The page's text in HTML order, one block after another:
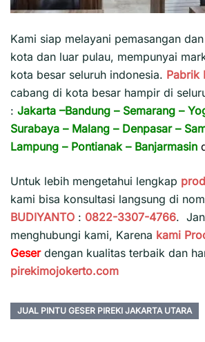
Kami siap melayani pemasangan
kota dan luar pulau, mempunyai
kota besar seluruh indonesia. Pabrik
cabang di kota besar hampir di
: Jakarta –Bandung – Semarang –
Surabaya – Malang – Denpasar–
Lampung – Pontianak – Banjarmasin
Untuk lebih mengetahui lengkap
kami bisa konsultasi langsung di
BUDIYANTO : 0822-3307-4766.
menghubungi kami, Karena kami
Geser dengan kualitas terbaik dan
pirekimojokerto.com
JUAL PINTU GESER PIREKI JAKARTA UTARA